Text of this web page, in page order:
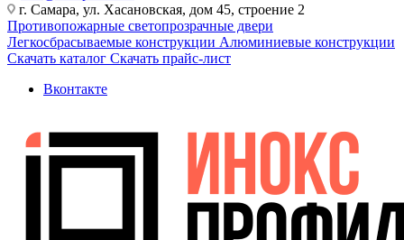
г. Самара, ул. Хасановская, дом 45, строение 2
Противопожарные светопрозрачные двери
Легкосбрасываемые конструкции Алюминиевые конструкции
Скачать каталог Скачать прайс-лист
Вконтакте